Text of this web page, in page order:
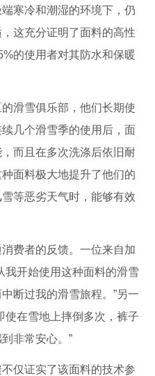
寒冷和潮湿的环境下，仍
这充分证明了面料的高性
的使用者对其防水和保暖
滑雪俱乐部，他们长期使
几个滑雪季的使用后，面
而且在多次洗涤后依旧耐
面料极大地提升了他们的
等恶劣天气时，能够有效
费者的反馈。一位来自加
我开始使用这种面料的滑雪
断过我的滑雪旅程。”另一
使在雪地上摔倒多次，裤子
非常安心。”
仅证实了该面料的技术参